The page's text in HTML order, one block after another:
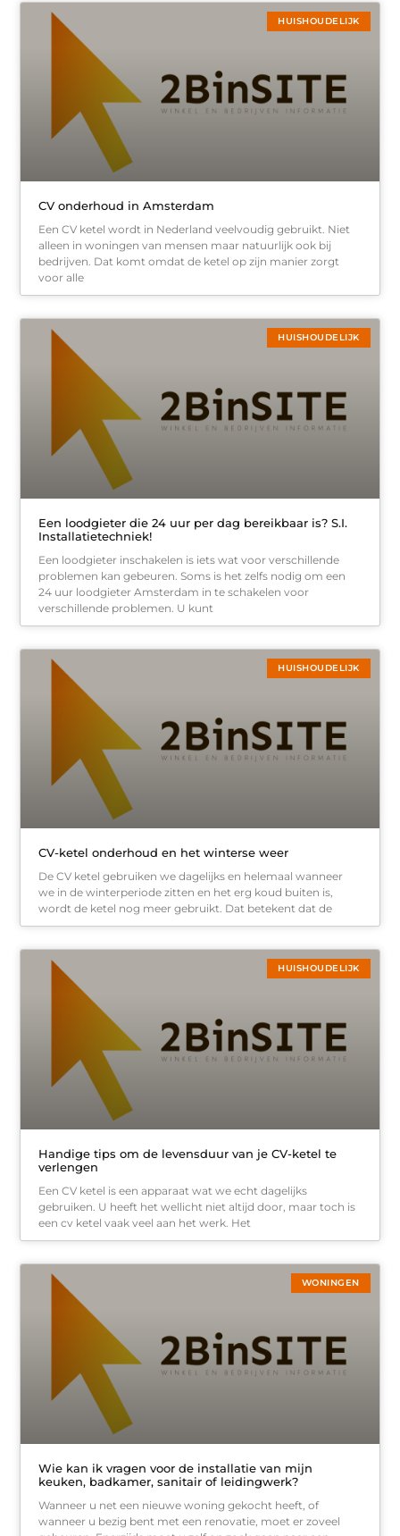
HUISHOUDELIJK
CV onderhoud in Amsterdam
Een CV ketel wordt in Nederland veelvoudig gebruikt. Niet
alleen in woningen van mensen maar natuurlijk ook bij
bedrijven. Dat komt omdat de ketel op zijn manier zorgt
voor alle
HUISHOUDELIJK
Een loodgieter die 24 uur per dag bereikbaar is? S.I.
Installatietechniek!
Een loodgieter inschakelen is iets wat voor verschillende
problemen kan gebeuren. Soms is het zelfs nodig om een
24 uur loodgieter Amsterdam in te schakelen voor
verschillende problemen. U kunt
HUISHOUDELIJK
CV-ketel onderhoud en het winterse weer
De CV ketel gebruiken we dagelijks en helemaal wanneer
we in de winterperiode zitten en het erg koud buiten is,
wordt de ketel nog meer gebruikt. Dat betekent dat de
HUISHOUDELIJK
Handige tips om de levensduur van je CV-ketel te
verlengen
Een CV ketel is een apparaat wat we echt dagelijks
gebruiken. U heeft het wellicht niet altijd door, maar toch is
een cv ketel vaak veel aan het werk. Het
WONINGEN
Wie kan ik vragen voor de installatie van mijn
keuken, badkamer, sanitair of leidingwerk?
Wanneer u net een nieuwe woning gekocht heeft, of
wanneer u bezig bent met een renovatie, moet er zoveel